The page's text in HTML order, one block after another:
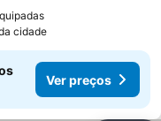
Ver preços
preços
cidade
Ver preços